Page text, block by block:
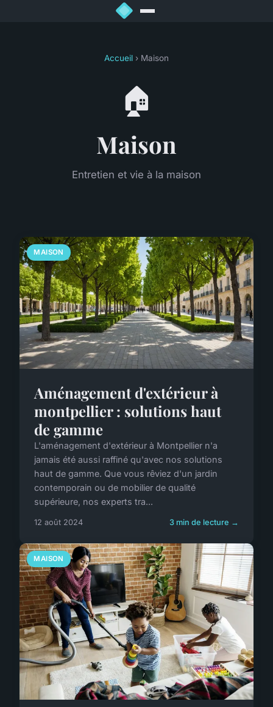
Accueil › Maison
🏠
Maison
Entretien et vie à la maison
MAISON
Aménagement d'extérieur à
montpellier : solutions haut
de gamme
L'aménagement d'extérieur à Montpellier n'a
jamais été aussi raffiné qu'avec nos solutions
haut de gamme. Que vous rêviez d'un jardin
contemporain ou de mobilier de qualité
supérieure, nos experts tra...
12 août 2024 3 min de lecture →
MAISON